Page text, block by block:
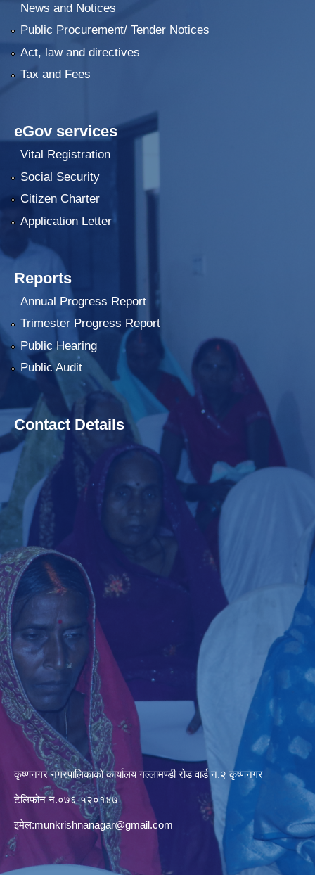
News and Notices
Public Procurement/ Tender Notices
Act, law and directives
Tax and Fees
eGov services
Vital Registration
Social Security
Citizen Charter
Application Letter
Reports
Annual Progress Report
Trimester Progress Report
Public Hearing
Public Audit
Contact Details
कृष्णनगर नगरपालिकाको कार्यालय गल्लामण्डी रोड वार्ड न.२ कृष्णनगर
टेलिफोन न.०७६-५२०१४७
इमेल:munkrishnanagar@gmail.com